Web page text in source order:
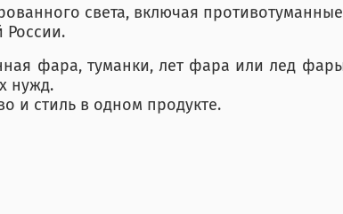
света, включая
России.
фара, туманки, лет фара или лед
нужд.
и стиль в одном продукте.